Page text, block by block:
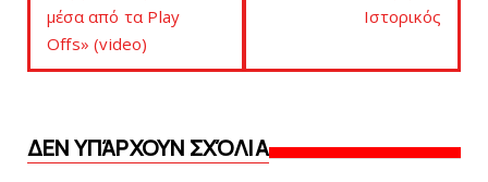
μέσα από τα Play
Offs» (video)
Iστορικός
ΔΕΝ ΥΠΆΡΧΟΥΝ ΣΧΌΛΙΑ